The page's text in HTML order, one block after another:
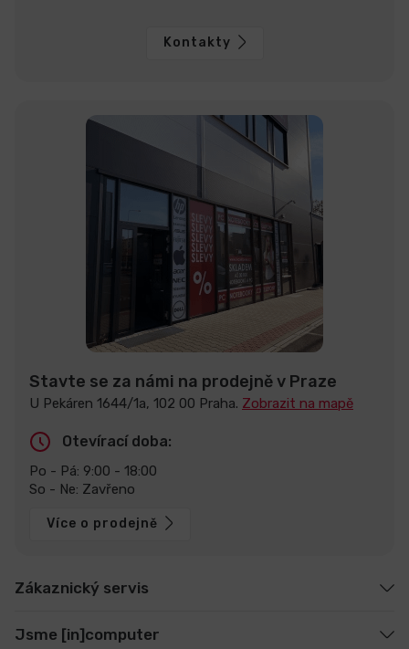
Kontakty
Stavte se za námi na prodejně v Praze
U Pekáren 1644/1a, 102 00 Praha. Zobrazit na mapě
Otevírací doba:
Po - Pá: 9:00 - 18:00
So - Ne: Zavřeno
Více o prodejně
Zákaznický servis
Jsme [in]computer